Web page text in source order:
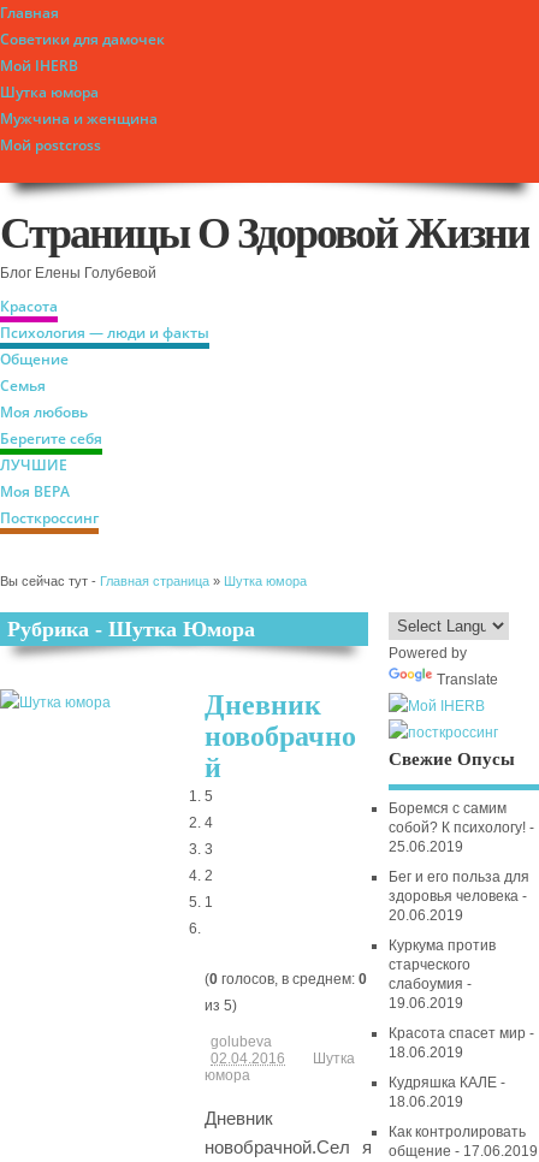
Главная
Советики для дамочек
Мой IHERB
Шутка юмора
Мужчина и женщина
Мой postcross
Страницы О Здоровой Жизни
Блог Елены Голубевой
Красота
Психология — люди и факты
Общение
Семья
Моя любовь
Берегите себя
ЛУЧШИЕ
Моя ВЕРА
Посткроссинг
Вы сейчас тут - Главная страница » Шутка юмора
Рубрика - Шутка Юмора
Дневник
новобрачно
й
5
4
3
2
1
(0 голосов, в среднем: 0
из 5)
golubeva
02.04.2016
Шутка
юмора
Дневник
новобрачной.Сел я
Powered by
Translate
Свежие Опусы
Боремся с самим
собой? К психологу! -
25.06.2019
Бег и его польза для
здоровья человека -
20.06.2019
Куркума против
старческого
слабоумия -
19.06.2019
Красота спасет мир -
18.06.2019
Кудряшка КАЛЕ -
18.06.2019
Как контролировать
общение - 17.06.2019